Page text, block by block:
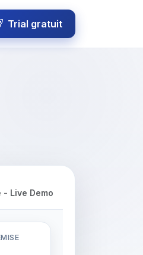
Trial gratuit
- Live Demo